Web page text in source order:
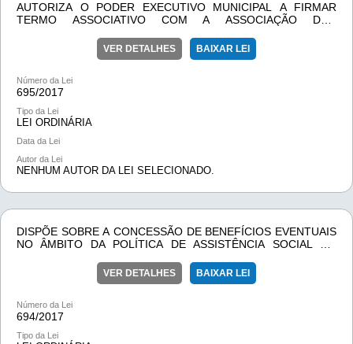
AUTORIZA O PODER EXECUTIVO MUNICIPAL A FIRMAR
TERMO ASSOCIATIVO COM A ASSOCIAÇÃO DOS
DE MINAS E DÁ OUTRAS PROVIDÊNCIAS.
VER DETALHES BAIXAR LEI
Número da Lei
695/2017
Tipo da Lei
LEI ORDINÁRIA
Data da Lei
Autor da Lei
NENHUM AUTOR DA LEI SELECIONADO.
DISPÕE SOBRE A CONCESSÃO DE BENEFÍCIOS EVENTUAIS
NO ÂMBITO DA POLÍTICA DE ASSISTÊNCIA SOCIAL DO
VER DETALHES BAIXAR LEI
Número da Lei
694/2017
Tipo da Lei